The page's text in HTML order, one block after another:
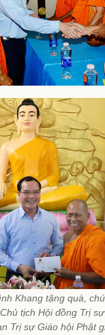
Khang tặng quà,
tịch Hội đồng Trị
Trị sự Giáo hội Phật